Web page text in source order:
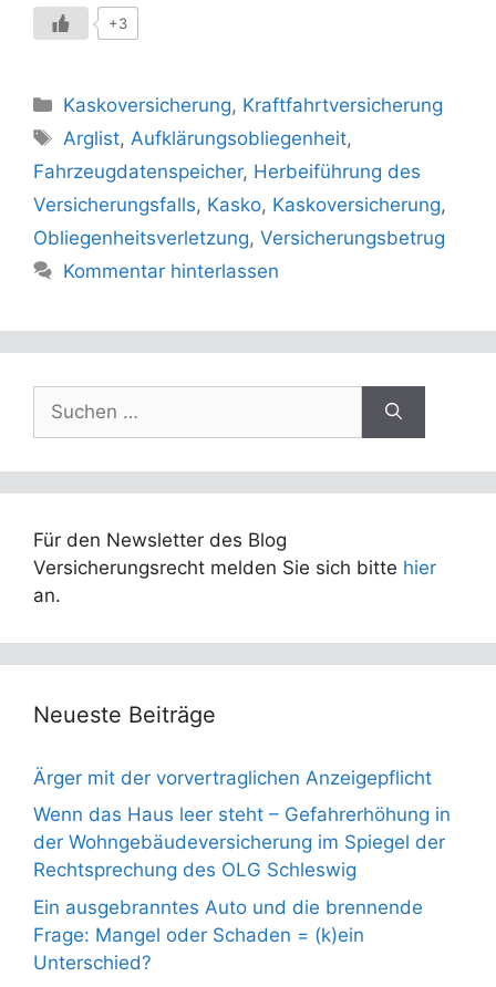
+3
Kategorien
Kaskoversicherung, Kraftfahrtversicherung
Schlagwörter
Arglist, Aufklärungsobliegenheit,
Fahrzeugdatenspeicher, Herbeiführung des
Versicherungsfalls, Kasko, Kaskoversicherung,
Obliegenheitsverletzung, Versicherungsbetrug
Kommentar hinterlassen
nach:
Für den Newsletter des Blog
Versicherungsrecht melden Sie sich bitte hier
an.
Neueste Beiträge
Ärger mit der vorvertraglichen Anzeigepflicht
Wenn das Haus leer steht – Gefahrerhöhung in
der Wohngebäudeversicherung im Spiegel der
Rechtsprechung des OLG Schleswig
Ein ausgebranntes Auto und die brennende
Frage: Mangel oder Schaden = (k)ein
Unterschied?